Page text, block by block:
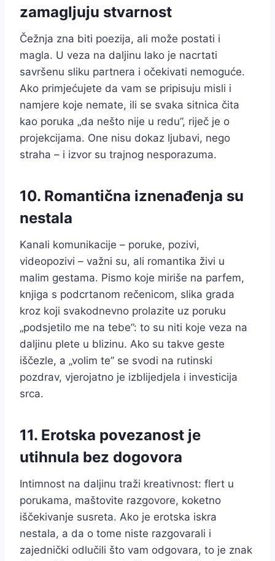
zamagljuju stvarnost
Čežnja zna biti poezija, ali može postati i
magla. U veza na daljinu lako je nacrtati
savršenu sliku partnera i očekivati nemoguće.
Ako primjećujete da vam se pripisuju misli i
namjere koje nemate, ili se svaka sitnica čita
kao poruka „da nešto nije u redu”, riječ je o
projekcijama. One nisu dokaz ljubavi, nego
straha – i izvor su trajnog nesporazuma.
10. Romantična iznenađenja su
nestala
Kanali komunikacije – poruke, pozivi,
videopozivi – važni su, ali romantika živi u
malim gestama. Pismo koje miriše na parfem,
knjiga s podcrtanom rečenicom, slika grada
kroz koji svakodnevno prolazite uz poruku
„podsjetilo me na tebe”: to su niti koje veza na
daljinu plete u blizinu. Ako su takve geste
iščezle, a „volim te” se svodi na rutinski
pozdrav, vjerojatno je izblijedjela i investicija
srca.
11. Erotska povezanost je
utihnula bez dogovora
Intimnost na daljinu traži kreativnost: flert u
porukama, maštovite razgovore, koketno
iščekivanje susreta. Ako je erotska iskra
nestala, a da o tome niste razgovarali i
zajednički odlučili što vam odgovara, to je znak